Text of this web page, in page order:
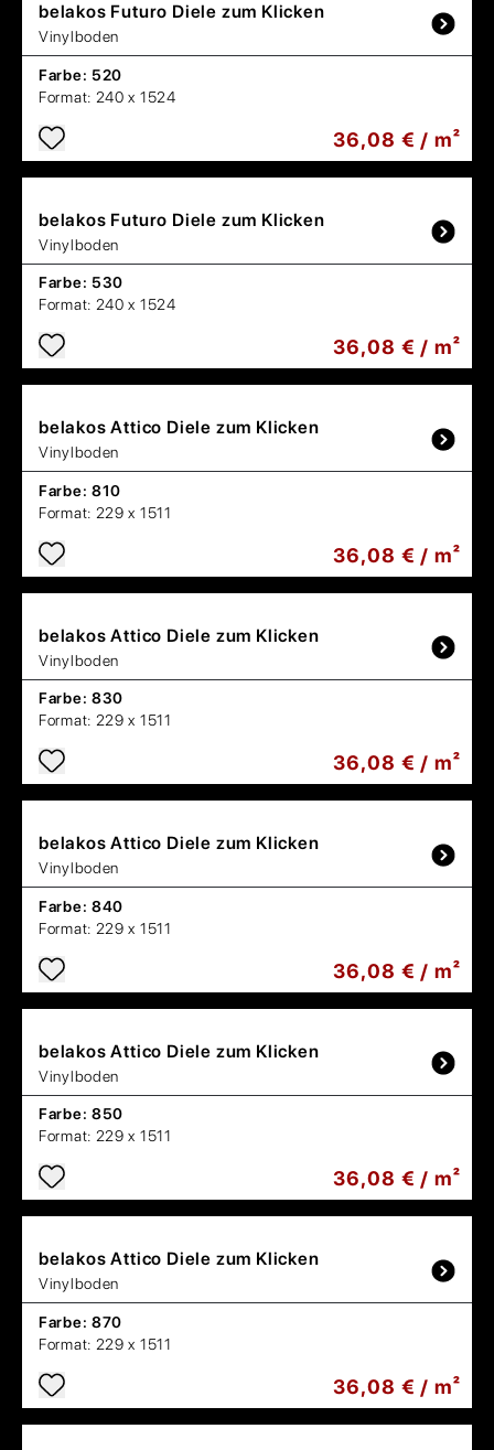
belakos Futuro Diele zum Klicken
Vinylboden
Farbe: 520
Format: 240 x 1524
36,08 € / m²
belakos Futuro Diele zum Klicken
Vinylboden
Farbe: 530
Format: 240 x 1524
36,08 € / m²
belakosAttico Diele zum Klicken
Vinylboden
Farbe: 810
Format: 229 x 1511
36,08 € / m²
belakosAttico Diele zum Klicken
Vinylboden
Farbe: 830
Format: 229 x 1511
36,08 € / m²
belakosAttico Diele zum Klicken
Vinylboden
Farbe: 840
Format: 229 x 1511
36,08 € / m²
belakosAttico Diele zum Klicken
Vinylboden
Farbe: 850
Format: 229 x 1511
36,08 € / m²
belakosAttico Diele zum Klicken
Vinylboden
Farbe: 870
Format: 229 x 1511
36,08 € / m²